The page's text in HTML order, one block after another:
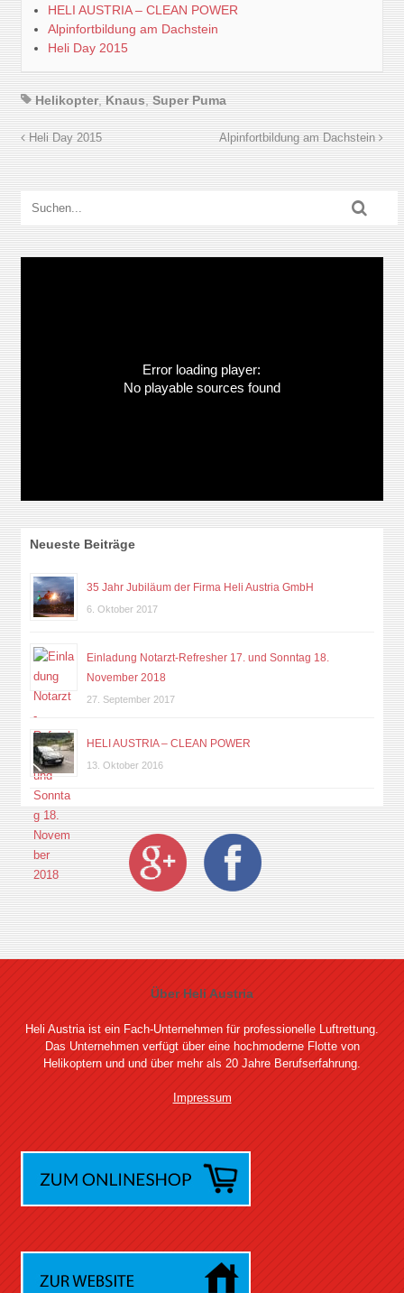
HELI AUSTRIA – CLEAN POWER
Alpinfortbildung am Dachstein
Heli Day 2015
Helikopter,Knaus,Super Puma
Heli Day 2015 Alpinfortbildung am Dachstein
Error loading player:
No playable sources found
Neueste Beiträge
35 Jahr Jubiläum der Firma Heli Austria GmbH
6. Oktober 2017
Einladung Notarzt-Refresher 17. und Sonntag 18.
November 2018
27. September 2017
HELI AUSTRIA – CLEAN POWER
13. Oktober 2016
Über Heli Austria
Heli Austria ist ein Fach-Unternehmen für professionelle Luftrettung.
Das Unternehmen verfügt über eine hochmoderne Flotte von
Helikoptern und und über mehr als 20 Jahre Berufserfahrung.
Impressum